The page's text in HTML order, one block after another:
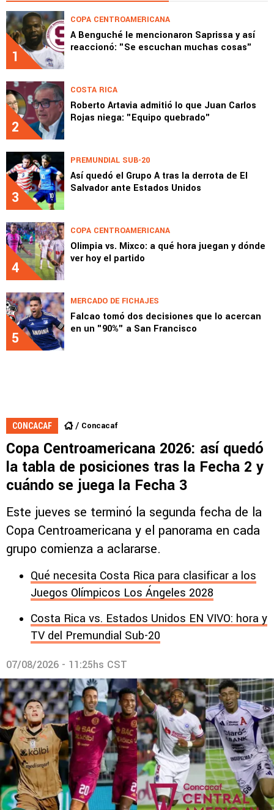
1
COPA CENTROAMERICANA
A Benguché le mencionaron Saprissa y así
reaccionó: "Se escuchan muchas cosas"
2
COSTA RICA
Roberto Artavia admitió lo que Juan Carlos
Rojas niega: "Equipo quebrado"
3
PREMUNDIAL SUB-20
Así quedó el Grupo A tras la derrota de El
Salvador ante Estados Unidos
4
COPA CENTROAMERICANA
Olimpia vs. Mixco: a qué hora juegan y dónde
ver hoy el partido
5
MERCADO DE FICHAJES
Falcao tomó dos decisiones que lo acercan
en un "90%" a San Francisco
CONCACAF Concacaf
Copa Centroamericana 2026: así quedó
la tabla de posiciones tras la Fecha 2 y
cuándo se juega la Fecha 3
Este jueves se terminó la segunda fecha de la
Copa Centroamericana y el panorama en cada
grupo comienza a aclararse.
Qué necesita Costa Rica para clasificar a los
Juegos Olímpicos Los Ángeles 2028
Costa Rica vs. Estados Unidos EN VIVO: hora y
TV del Premundial Sub-20
07/08/2026 - 11:25hs CST